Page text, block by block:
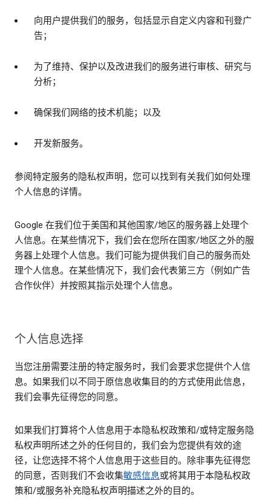
向用户提供我们的服务，包括显示自定义内容和刊登广
告；
为了维持、保护以及改进我们的服务进行审核、研究与
分析；
确保我们网络的技术机能；以及
开发新服务。
参阅特定服务的隐私权声明，您可以找到有关我们如何处理
个人信息的详情。
Google 在我们位于美国和其他国家/地区的服务器上处理个
人信息。在某些情况下，我们会在您所在国家/地区之外的服
务器上处理个人信息。我们可能为提供我们自己的服务而处
理个人信息。在某些情况下，我们会代表第三方（例如广告
合作伙伴）并按照其指示处理个人信息。
个人信息选择
当您注册需要注册的特定服务时，我们会要求您提供个人信
息。如果我们以不同于原信息收集目的的方式使用此信息，
我们会事先征得您的同意。
如果我们打算将个人信息用于本隐私权政策和/或特定服务隐
私权声明所述之外的任何目的，我们会为您提供有效的途
径，让您选择不将个人信息用于这些目的。除非事先征得您
的同意，否则我们不会收集敏感信息或将其用于本隐私权政
策和/或服务补充隐私权声明描述之外的目的。